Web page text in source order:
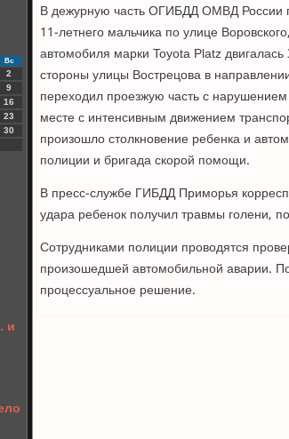
Вс
2
9
16
23
30
и
В дежурную часть ОГИБДД ОМВД России
11-летнего мальчика по улице
автомобиля марки Toyota Platz
стороны улицы Вострецова в
переходил проезжую часть с
месте с интенсивным движением
произошло столкновение ребенка и
полиции и бригада скорой помощи.
В пресс-службе ГИБДД Приморья
удара ребенок получил травмы голени,
Сотрудниками полиции проводятся
произошедшей автомобильной аварии.
процессуальное решение.